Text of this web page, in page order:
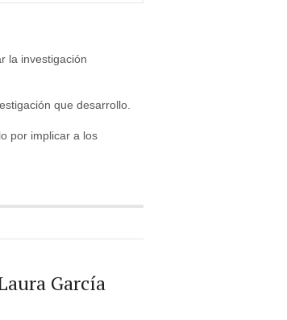
la investigación
que desarrollo.
por implicar a los
García